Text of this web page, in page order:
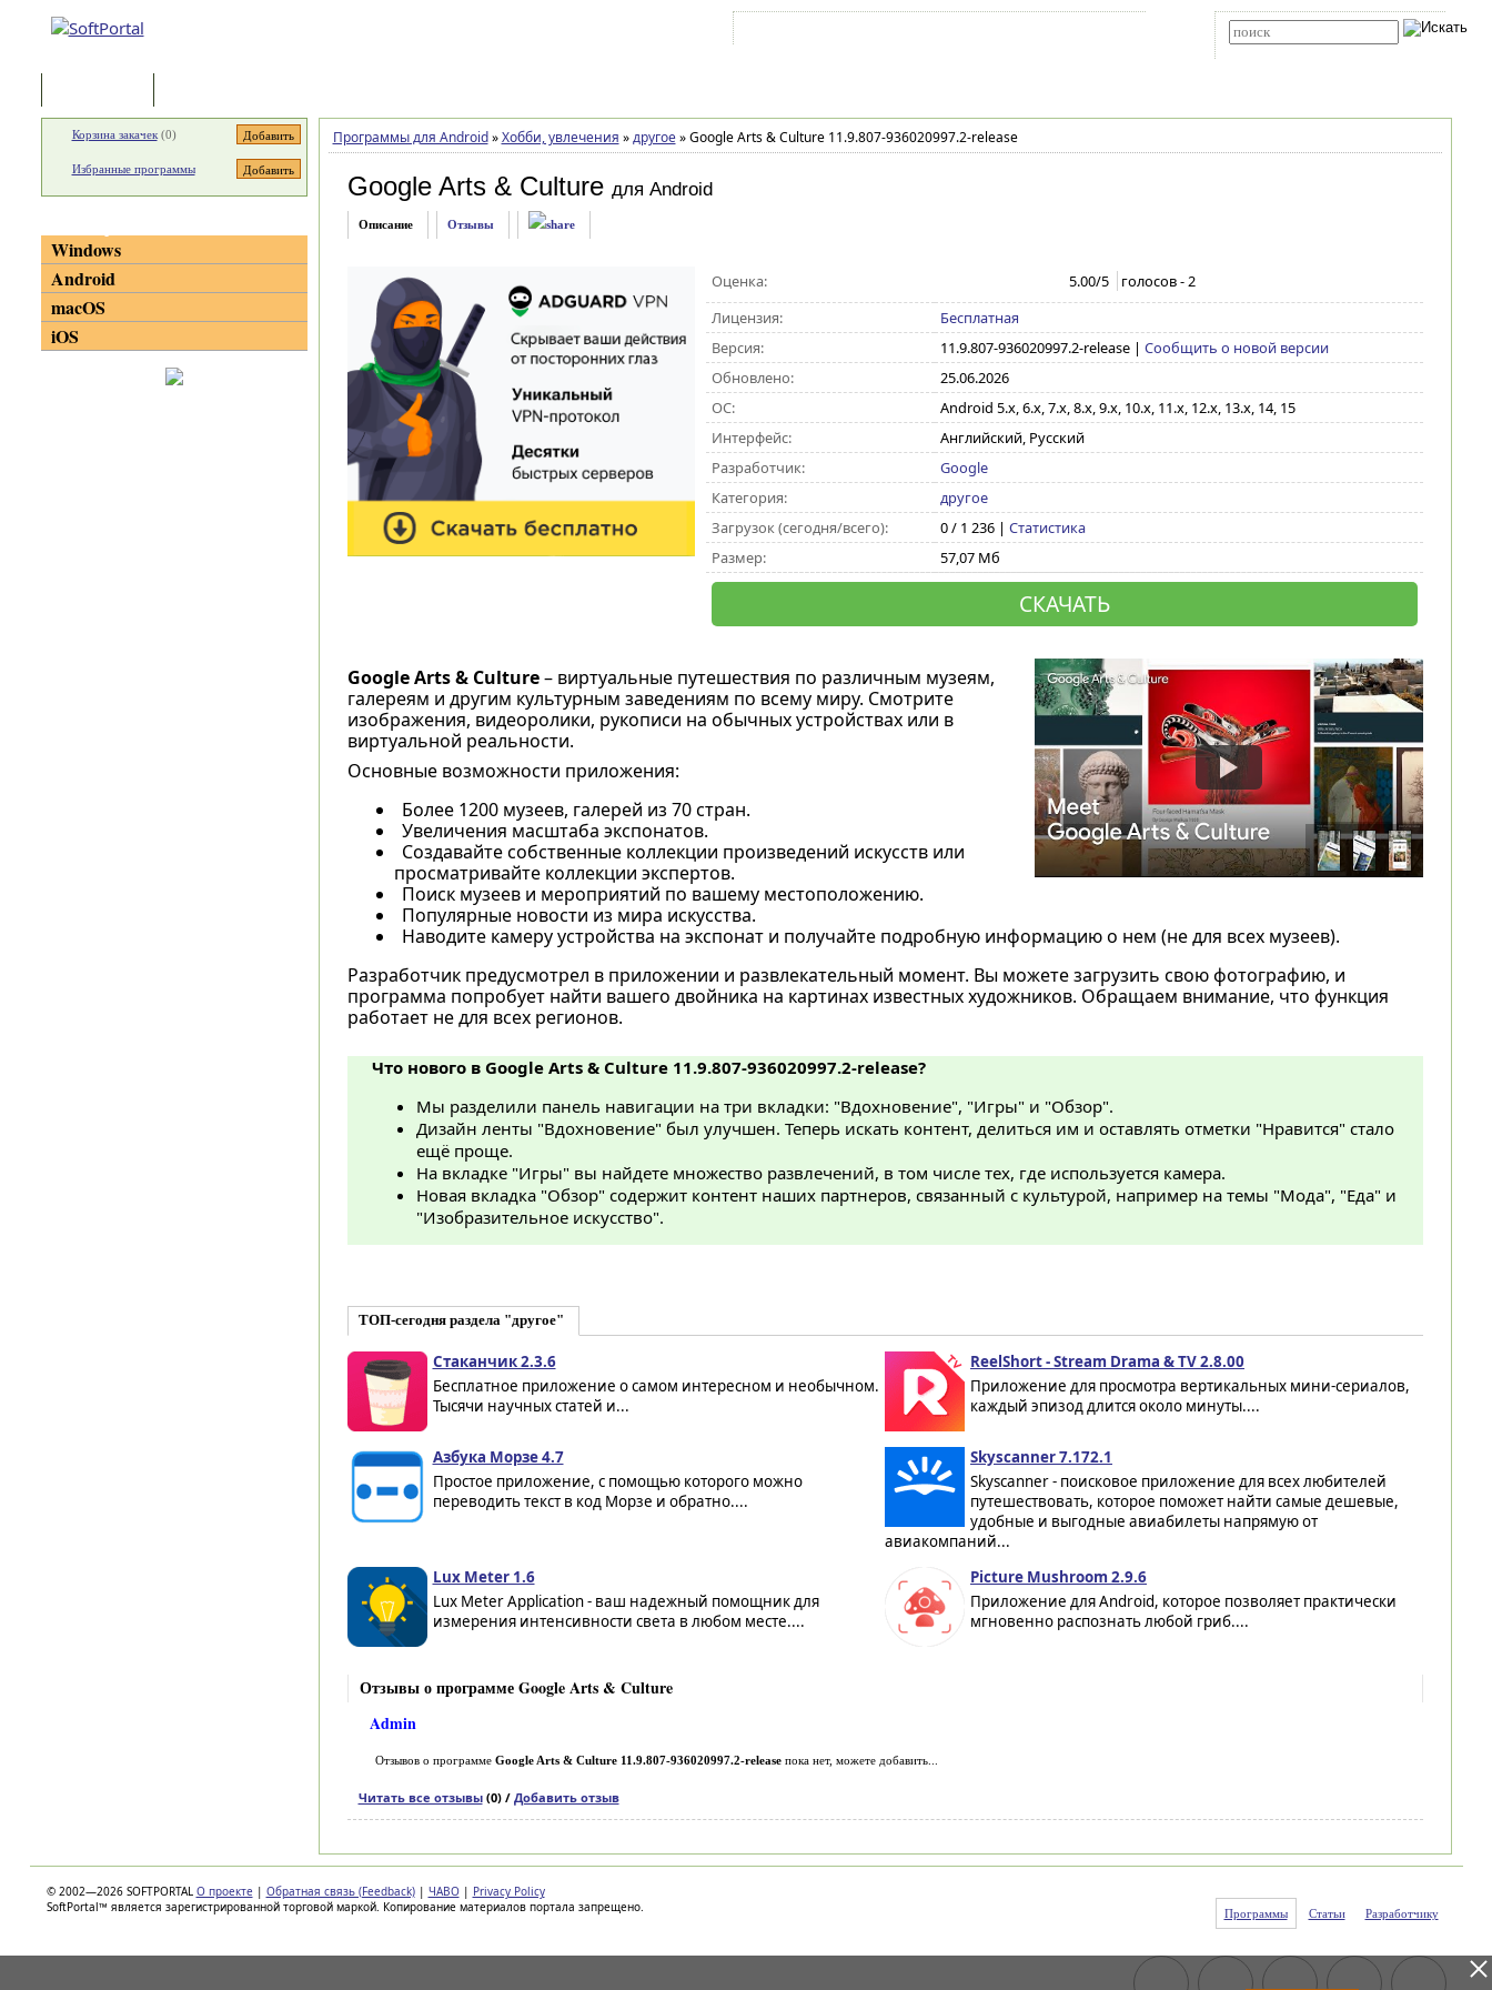
Программы для Android » Хобби, увлечения » другое »Google Arts & Culture 11.9.807-936020997.2-release
Google Arts & Culture для Android
Описание Отзывы
Оценка: 5.00/5 голосов -2
Лицензия:
Бесплатная
Версия:
11.9.807-936020997.2-release| Сообщить о новой версии
Обновлено:
25.06.2026
ОС:
Android 5.x, 6.x, 7.x, 8.x, 9.x, 10.x, 11.x, 12.x, 13.x, 14, 15
Интерфейс:
Английский, Русский
Разработчик:
Google
Категория:
другое
Загрузок (сегодня/всего):
0 / 1 236 | Статистика
Размер:
57,07 Мб
СКАЧАТЬ
Google Arts & Culture– виртуальные путешествия по различным музеям,
галереям и другим культурным заведениям по всему миру. Смотрите
изображения, видеоролики, рукописи на обычных устройствах или в
виртуальной реальности.
Основные возможности приложения:
Более 1200 музеев, галерей из 70 стран.
Увеличения масштаба экспонатов.
Создавайте собственные коллекции произведений искусств или
просматривайте коллекции экспертов.
Поиск музеев и мероприятий по вашему местоположению.
Популярные новости из мира искусства.
Наводите камеру устройства на экспонат и получайте подробную информацию о нем (не для всех музеев).
Разработчик предусмотрел в приложении и развлекательный момент. Вы можете загрузить свою фотографию, и
программа попробует найти вашего двойника на картинах известных художников. Обращаем внимание, что функция
работает не для всех регионов.
Что нового в Google Arts & Culture 11.9.807-936020997.2-release?
Мы разделили панель навигации на три вкладки: "Вдохновение", "Игры" и "Обзор".
Дизайн ленты "Вдохновение" был улучшен. Теперь искать контент, делиться им и оставлять отметки "Нравится" стало
ещё проще.
На вкладке "Игры" вы найдете множество развлечений, в том числе тех, где используется камера.
Новая вкладка "Обзор" содержит контент наших партнеров, связанный с культурой, например на темы "Мода", "Еда" и
"Изобразительное искусство".
ТОП-сегодня раздела "другое"
Cтаканчик 2.3.6
Бесплатное приложение о самом интересном и необычном.
Тысячи научных статей и...
ReelShort - Stream Drama & TV 2.8.00
Приложение для просмотра вертикальных мини-сериалов,
каждый эпизод длится около минуты....
Азбука Морзе 4.7
Простое приложение, с помощью которого можно
переводить текст в код Морзе и обратно....
Skyscanner 7.172.1
Skyscanner - поисковое приложение для всех любителей
путешествовать, которое поможет найти самые дешевые,
удобные и выгодные авиабилеты напрямую от
авиакомпаний...
Lux Meter 1.6
Lux Meter Application - ваш надежный помощник для
измерения интенсивности света в любом месте....
Picture Mushroom 2.9.6
Приложение для Android, которое позволяет практически
мгновенно распознать любой гриб....
Отзывы о программе Google Arts & Culture
Admin
Отзывов о программе Google Arts & Culture 11.9.807-936020997.2-releaseпока нет, можете добавить...
Читать все отзывы(0) / Добавить отзыв
Корзина закачек(0)
Избранные программы
Windows
Android
macOS
iOS
© 2002—2026 SOFTPORTAL О проекте | Обратная связь (Feedback) | ЧАВО | Privacy Policy
SoftPortal™ является зарегистрированной торговой маркой. Копирование материалов портала запрещено.
Программы Статьи Разработчику